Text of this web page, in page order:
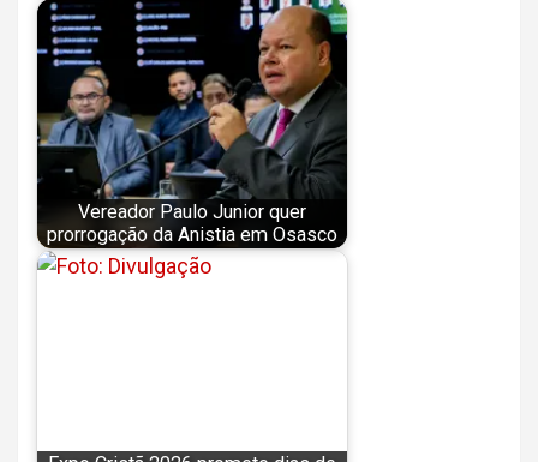
Vereador Paulo Junior quer
prorrogação da Anistia em Osasco